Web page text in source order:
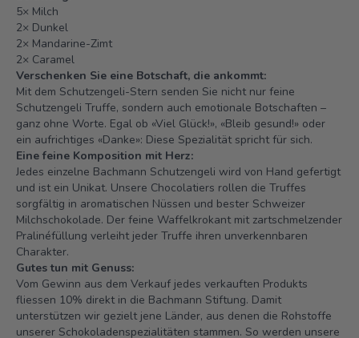
5× Milch
2× Dunkel
2× Mandarine-Zimt
2× Caramel
Verschenken Sie eine Botschaft, die ankommt:
Mit dem Schutzengeli-Stern senden Sie nicht nur feine
Schutzengeli Truffe, sondern auch emotionale Botschaften –
ganz ohne Worte. Egal ob «Viel Glück!», «Bleib gesund!» oder
ein aufrichtiges «Danke»: Diese Spezialität spricht für sich.
Eine feine Komposition mit Herz:
Jedes einzelne Bachmann Schutzengeli wird von Hand gefertigt
und ist ein Unikat. Unsere Chocolatiers rollen die Truffes
sorgfältig in aromatischen Nüssen und bester Schweizer
Milchschokolade. Der feine Waffelkrokant mit zartschmelzender
Pralinéfüllung verleiht jeder Truffe ihren unverkennbaren
Charakter.
Gutes tun mit Genuss:
Vom Gewinn aus dem Verkauf jedes verkauften Produkts
fliessen 10% direkt in die Bachmann Stiftung. Damit
unterstützen wir gezielt jene Länder, aus denen die Rohstoffe
unserer Schokoladenspezialitäten stammen. So werden unsere